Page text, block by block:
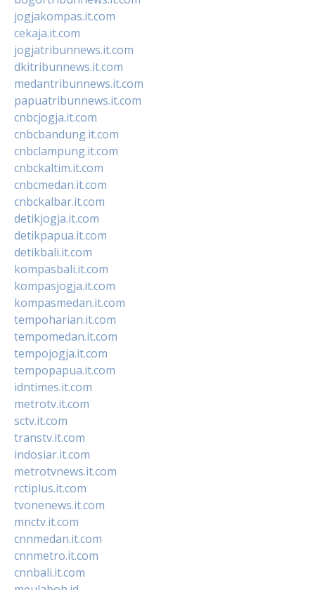
jogjakompas.it.com
cekaja.it.com
jogjatribunnews.it.com
dkitribunnews.it.com
medantribunnews.it.com
papuatribunnews.it.com
cnbcjogja.it.com
cnbcbandung.it.com
cnbclampung.it.com
cnbckaltim.it.com
cnbcmedan.it.com
cnbckalbar.it.com
detikjogja.it.com
detikpapua.it.com
detikbali.it.com
kompasbali.it.com
kompasjogja.it.com
kompasmedan.it.com
tempoharian.it.com
tempomedan.it.com
tempojogja.it.com
tempopapua.it.com
idntimes.it.com
metrotv.it.com
sctv.it.com
transtv.it.com
indosiar.it.com
metrotvnews.it.com
rctiplus.it.com
tvonenews.it.com
mnctv.it.com
cnnmedan.it.com
cnnmetro.it.com
cnnbali.it.com